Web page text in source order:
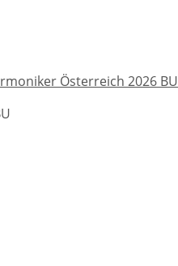
Österreich 2026 BU